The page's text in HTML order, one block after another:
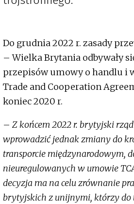
Do grudnia 2022 r. zasady
– Wielka Brytania odbywały
przepisów umowy o handlu i
Trade and Cooperation
koniec 2020 r.
– Z końcem 2022 r. brytyjski
wprowadzić jednak zmiany do
transporcie międzynarodowym,
nieuregulowanych w umowie
decyzja ma na celu zrównanie
brytyjskich z unijnymi, którzy do